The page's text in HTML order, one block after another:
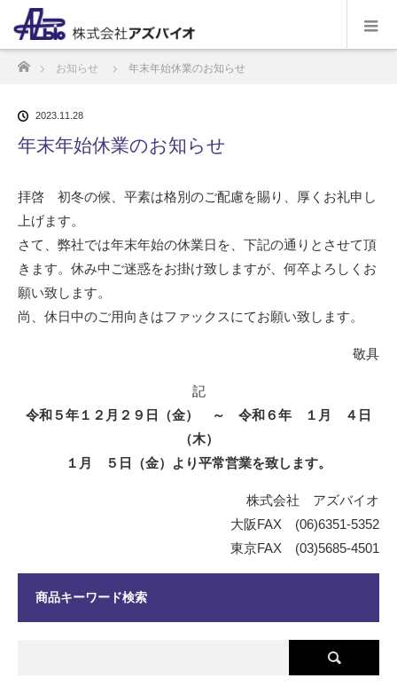
ホーム
お知らせ 年末年始休業のお知らせ
2023.11.28
年末年始休業のお知らせ
拝啓 初冬の候、平素は格別のご配慮を賜り、厚くお礼申し
上げます。
さて、弊社では年末年始の休業日を、下記の通りとさせて頂
きます。休み中ご迷惑をお掛け致しますが、何卒よろしくお
願い致します。
尚、休日中のご用向きはファックスにてお願い致します。
敬具
記
令和５年１２月２９日（金） ～ 令和６年 １月 ４日
（木）
１月 ５日（金）より平常営業を致します。
株式会社 アズバイオ
大阪FAX (06)6351-5352
東京FAX (03)5685-4501
商品キーワード検索